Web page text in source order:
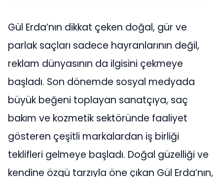
Gül Erda’nın dikkat çeken doğal, gür ve
parlak saçları sadece hayranlarının değil,
reklam dünyasının da ilgisini çekmeye
başladı. Son dönemde sosyal medyada
büyük beğeni toplayan sanatçıya, saç
bakım ve kozmetik sektöründe faaliyet
gösteren çeşitli markalardan iş birliği
teklifleri gelmeye başladı. Doğal güzelliği ve
kendine özgü tarzıyla öne çıkan Gül Erda’nın,